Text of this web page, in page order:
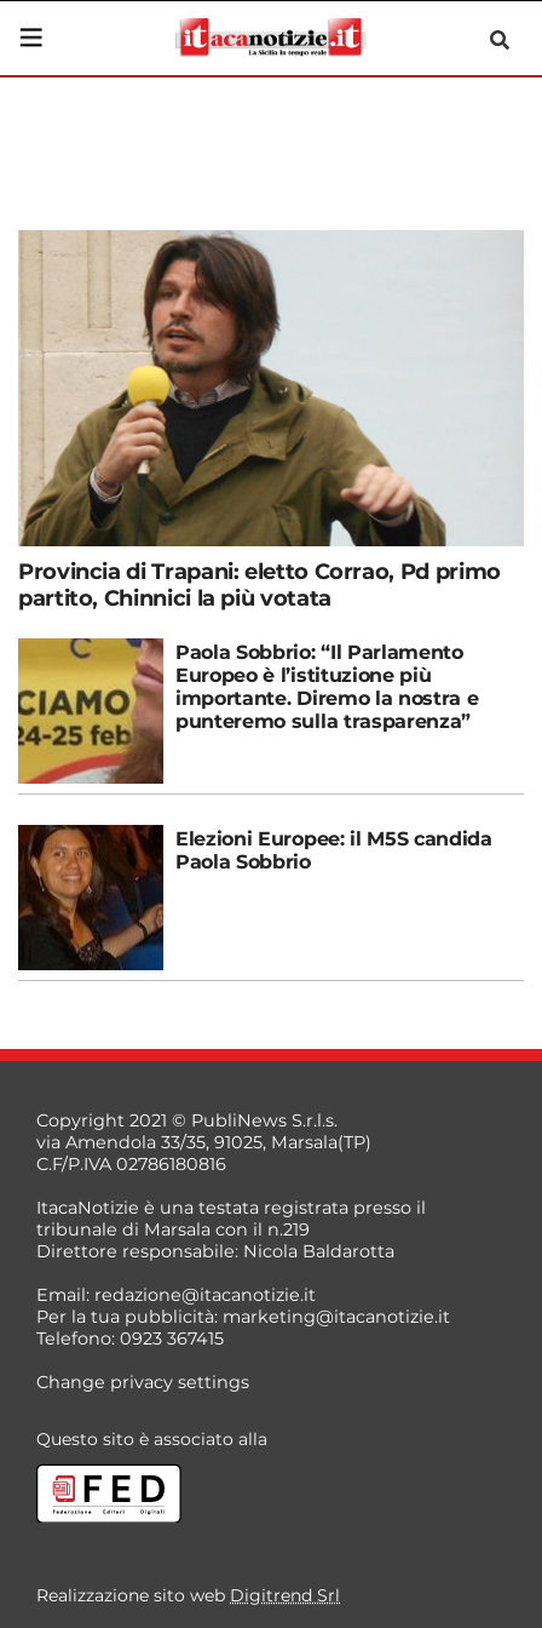
Provincia di Trapani: eletto Corrao, Pd primo
partito, Chinnici la più votata
Paola Sobbrio: “Il Parlamento
Europeo è l’istituzione più
importante. Diremo la nostra e
punteremo sulla trasparenza”
Elezioni Europee: il M5S candida
Paola Sobbrio
Copyright 2021 © PubliNews S.r.l.s.
via Amendola 33/35, 91025, Marsala(TP)
C.F/P.IVA 02786180816
ItacaNotizie è una testata registrata presso il
tribunale di Marsala con il n.219
Direttore responsabile: Nicola Baldarotta
Email: redazione@itacanotizie.it
Per la tua pubblicità: marketing@itacanotizie.it
Telefono: 0923 367415
Change privacy settings
Questo sito è associato alla
Realizzazione sito web Digitrend Srl